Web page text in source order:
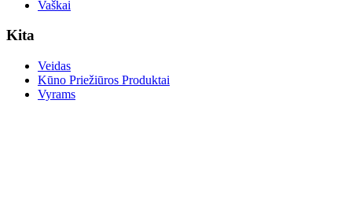
Vaškai
Kita
Veidas
Kūno Priežiūros Produktai
Vyrams